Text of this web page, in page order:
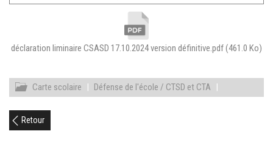
déclaration liminaire CSASD 17.10.2024 version définitive.pdf(461.0 Ko)
Carte scolaire | Défense de l'école / CTSD et CTA |
Retour